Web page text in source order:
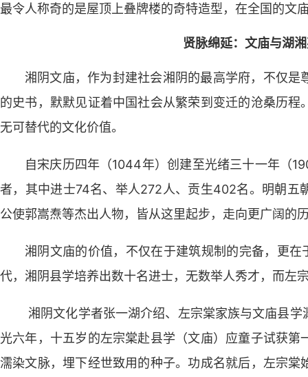
最令人称奇的是屋顶上叠牌楼的奇特造型，在全国的文
贤脉绵延：文庙与湖
湘阴文庙，作为封建社会湘阴的最高学府，不仅
的史书，默默见证着中国社会从繁荣到变迁的沧桑历
无可替代的文化价值。
自宋庆历四年（1044年）创建至光绪三十一年（
者，其中进士74名、举人272人、贡生402名。明朝五
公使郭嵩焘等杰出人物，皆从这里起步，走向更广阔的
湘阴文庙的价值，不仅在于建筑规制的完备，更
代，湘阴县学培养出数十名进士，无数举人秀才，而左
湘阴文化学者张一湖介绍、左宗棠家族与文庙县
光六年，十五岁的左宗棠赴县学（文庙）应童子试获
濡染文脉，埋下经世致用的种子。功成名就后，左宗